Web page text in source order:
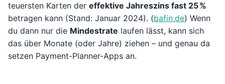
teuersten Karten der effektive Jahreszins fast 25 %
betragen kann (Stand: Januar 2024). (bafin.de) Wenn
du dann nur die Mindestrate laufen lässt, kann sich
das über Monate (oder Jahre) ziehen – und genau da
setzen Payment-Planner-Apps an.